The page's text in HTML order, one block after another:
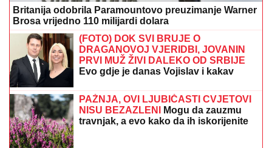
Britanija odobrila Paramountovo preuzimanje Warner
Brosa vrijedno 110 milijardi dolara
(FOTO) DOK SVI BRUJE O
DRAGANOVOJ VJERIDBI, JOVANIN
PRVI MUŽ ŽIVI DALEKO OD SRBIJE
Evo gdje je danas Vojislav i kakav
PAŽNJA, OVI LJUBIČASTI CVJETOVI
NISU BEZAZLENI
Mogu da zauzmu
travnjak, a evo kako da ih iskorijenite